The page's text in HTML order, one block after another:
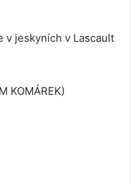
v jeskyních v Lascault
KOMÁREK)